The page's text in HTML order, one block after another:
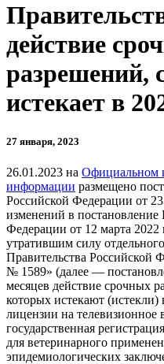
действие
разрешений,
истекает в
27 января, 2023
26.01.2023 на Официальном
информации размещено
Российской Федерации от
изменений в постановление
Федерации от 12 марта
утратившим силу
Правительства Российской
№ 1589» (далее —
месяцев действие срочных
которых истекают
лицензии на
государственная
для ветеринарного
эпидемиологических